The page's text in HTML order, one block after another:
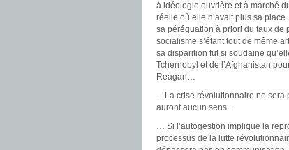
à idéologie ouvrière et à marché
réelle où elle n’avait plus sa
sa péréquation à priori du taux de
socialisme s’étant tout de même
sa disparition fut si soudaine
Tchernobyl et de l’Afghanistan
Reagan…
…La crise révolutionnaire ne sera
auront aucun sens…
… Si l’autogestion implique la
processus de la lutte